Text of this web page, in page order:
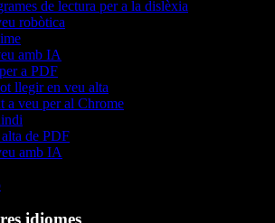
de lectura per a la dislèxia
robòtica
amb IA
a PDF
llegir en veu alta
a veu per al Chrome
de PDF
amb IA
idiomes